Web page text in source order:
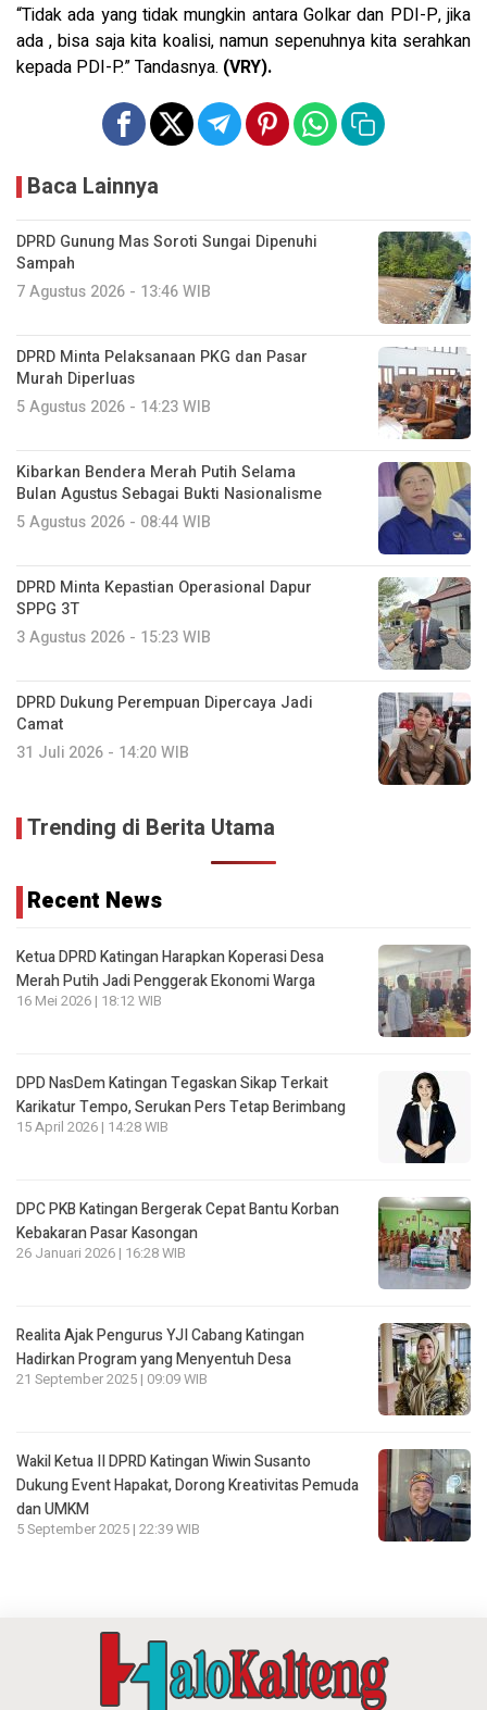
“Tidak ada yang tidak mungkin antara Golkar dan PDI-P, jika
ada , bisa saja kita koalisi, namun sepenuhnya kita serahkan
kepada PDI-P.” Tandasnya. (VRY).
Baca Lainnya
DPRD Gunung Mas Soroti Sungai Dipenuhi
Sampah
7 Agustus 2026 - 13:46 WIB
DPRD Minta Pelaksanaan PKG dan Pasar
Murah Diperluas
5 Agustus 2026 - 14:23 WIB
Kibarkan Bendera Merah Putih Selama
Bulan Agustus Sebagai Bukti Nasionalisme
5 Agustus 2026 - 08:44 WIB
DPRD Minta Kepastian Operasional Dapur
SPPG 3T
3 Agustus 2026 - 15:23 WIB
DPRD Dukung Perempuan Dipercaya Jadi
Camat
31 Juli 2026 - 14:20 WIB
Trending di Berita Utama
Recent News
Ketua DPRD Katingan Harapkan Koperasi Desa
Merah Putih Jadi Penggerak Ekonomi Warga
16 Mei 2026 | 18:12 WIB
DPD NasDem Katingan Tegaskan Sikap Terkait
Karikatur Tempo, Serukan Pers Tetap Berimbang
15 April 2026 | 14:28 WIB
DPC PKB Katingan Bergerak Cepat Bantu Korban
Kebakaran Pasar Kasongan
26 Januari 2026 | 16:28 WIB
Realita Ajak Pengurus YJI Cabang Katingan
Hadirkan Program yang Menyentuh Desa
21 September 2025 | 09:09 WIB
Wakil Ketua II DPRD Katingan Wiwin Susanto
Dukung Event Hapakat, Dorong Kreativitas Pemuda
dan UMKM
5 September 2025 | 22:39 WIB